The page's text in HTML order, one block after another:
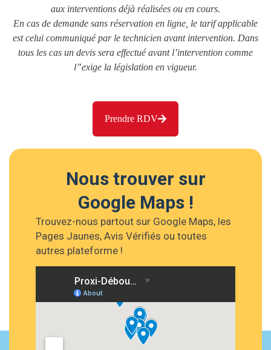
aux interventions déjà réalisées ou en cours.
En cas de demande sans réservation en ligne, le tarif applicable
est celui communiqué par le technicien avant intervention. Dans
tous les cas un devis sera effectué avant l’intervention comme
l”exige la législation en vigueur.
Prendre RDV
Nous trouver sur
Google Maps !
Trouvez-nous partout sur Google Maps, les
Pages Jaunes, Avis Vérifiés ou toutes
autres plateforme !